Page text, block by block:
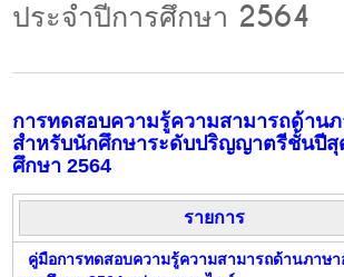
ประจำปีการศึกษา 2564
การทดสอบความรู้ความสามารถด้าน
สำหรับนักศึกษาระดับปริญญาตรีชั้นปีสุ
ศึกษา 2564
รายการ
คู่มือการทดสอบความรู้ความสามารถด้านภาษ